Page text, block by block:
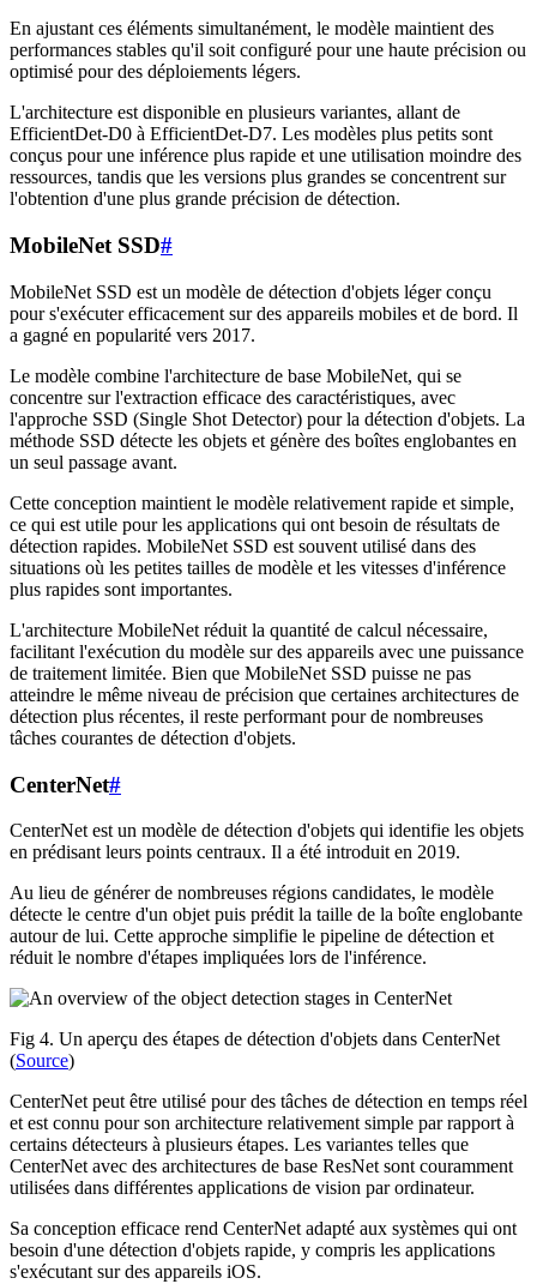
En ajustant ces éléments simultanément, le modèle maintient des
performances stables qu'il soit configuré pour une haute précision ou
optimisé pour des déploiements légers.
L'architecture est disponible en plusieurs variantes, allant de
EfficientDet-D0 à EfficientDet-D7. Les modèles plus petits sont
conçus pour une inférence plus rapide et une utilisation moindre des
ressources, tandis que les versions plus grandes se concentrent sur
l'obtention d'une plus grande précision de détection.
MobileNet SSD#
MobileNet SSD est un modèle de détection d'objets léger conçu
pour s'exécuter efficacement sur des appareils mobiles et de bord. Il
a gagné en popularité vers 2017.
Le modèle combine l'architecture de base MobileNet, qui se
concentre sur l'extraction efficace des caractéristiques, avec
l'approche SSD (Single Shot Detector) pour la détection d'objets. La
méthode SSD détecte les objets et génère des boîtes englobantes en
un seul passage avant.
Cette conception maintient le modèle relativement rapide et simple,
ce qui est utile pour les applications qui ont besoin de résultats de
détection rapides. MobileNet SSD est souvent utilisé dans des
situations où les petites tailles de modèle et les vitesses d'inférence
plus rapides sont importantes.
L'architecture MobileNet réduit la quantité de calcul nécessaire,
facilitant l'exécution du modèle sur des appareils avec une puissance
de traitement limitée. Bien que MobileNet SSD puisse ne pas
atteindre le même niveau de précision que certaines architectures de
détection plus récentes, il reste performant pour de nombreuses
tâches courantes de détection d'objets.
CenterNet#
CenterNet est un modèle de détection d'objets qui identifie les objets
en prédisant leurs points centraux. Il a été introduit en 2019.
Au lieu de générer de nombreuses régions candidates, le modèle
détecte le centre d'un objet puis prédit la taille de la boîte englobante
autour de lui. Cette approche simplifie le pipeline de détection et
réduit le nombre d'étapes impliquées lors de l'inférence.
Fig 4. Un aperçu des étapes de détection d'objets dans CenterNet
(Source)
CenterNet peut être utilisé pour des tâches de détection en temps réel
et est connu pour son architecture relativement simple par rapport à
certains détecteurs à plusieurs étapes. Les variantes telles que
CenterNet avec des architectures de base ResNet sont couramment
utilisées dans différentes applications de vision par ordinateur.
Sa conception efficace rend CenterNet adapté aux systèmes qui ont
besoin d'une détection d'objets rapide, y compris les applications
s'exécutant sur des appareils iOS.